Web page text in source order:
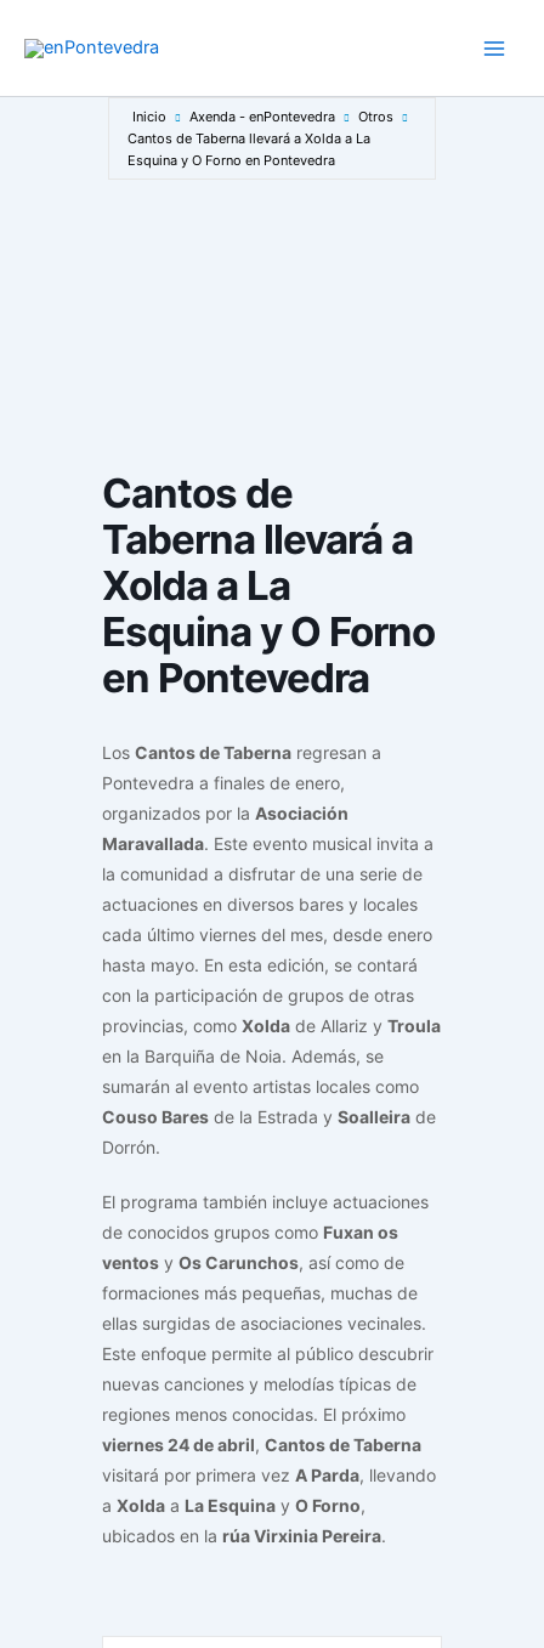
Inicio Axenda - enPontevedra
Otros
Cantos de Taberna llevará a Xolda a La
Esquina y O Forno en Pontevedra
Cantos de
Taberna llevará a
Xolda a La
Esquina y O Forno
en Pontevedra
Los Cantos de Taberna regresan a
Pontevedra a finales de enero,
organizados por la Asociación
Maravallada. Este evento musical invita a
la comunidad a disfrutar de una serie de
actuaciones en diversos bares y locales
cada último viernes del mes, desde enero
hasta mayo. En esta edición, se contará
con la participación de grupos de otras
provincias, como Xolda de Allariz y Troula
en la Barquiña de Noia. Además, se
sumarán al evento artistas locales como
Couso Bares de la Estrada y Soalleira de
Dorrón.
El programa también incluye actuaciones
de conocidos grupos como Fuxan os
ventos y Os Carunchos, así como de
formaciones más pequeñas, muchas de
ellas surgidas de asociaciones vecinales.
Este enfoque permite al público descubrir
nuevas canciones y melodías típicas de
regiones menos conocidas. El próximo
viernes 24 de abril, Cantos de Taberna
visitará por primera vez A Parda, llevando
a Xolda a La Esquina y O Forno,
ubicados en la rúa Virxinia Pereira.